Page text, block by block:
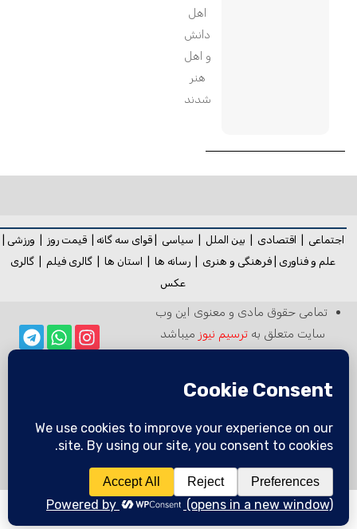
اهل
دانش
و اهل
هنر
شدند
اجتماعی اقتصادی بین الملل سیاسی |قوای سه گانه |قیمت روز ورزشی
علم و فناوری
فرهنگی و هنری رسانه ها استان ها گالری فیلم
گالری
عکس
تمامی حقوق مادی و معنوی این وب
سایت متعلق به ترسیم نیوز میباشد
خبرگزاری‌ها و روزنامه‌ها بدون ذکر منبع
ترسیم خبر با ترسیم نیوز